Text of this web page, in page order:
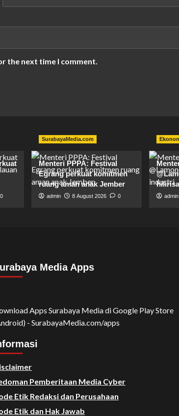
the next time I comment.
0
SurabayaMedia.com
Menteri PPPA: Festival
Egrang perkuat komitmen
ruang aman anak Jember
admin 8 August 2026 0 admin
Media Apps
Apps Surabaya Media di Google Play Store
- SurabayaMedia.com/apps
Pemberitaan Media Cyber
Etik Redaksi dan Perusahaan
Etik dan Hak Jawab